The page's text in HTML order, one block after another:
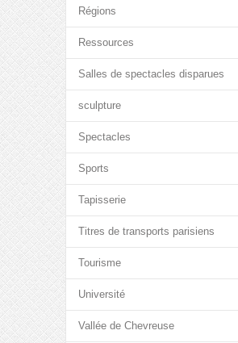
Régions
Ressources
Salles de spectacles disparues
sculpture
Spectacles
Sports
Tapisserie
Titres de transports parisiens
Tourisme
Université
Vallée de Chevreuse